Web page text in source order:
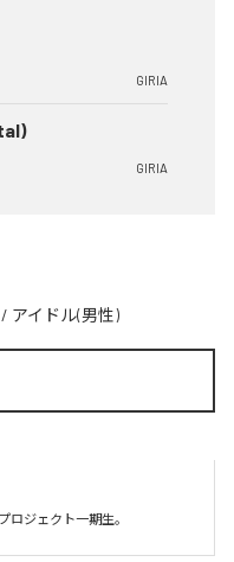
GIRIA
GIRIA
/ アイドル(男性)
ロジェクト一期生。